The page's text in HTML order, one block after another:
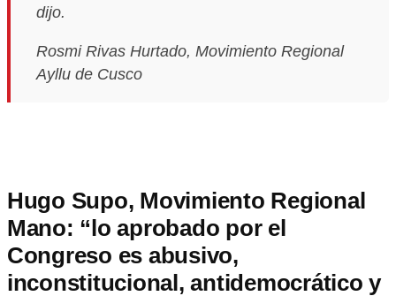
dijo.
Rosmi Rivas Hurtado, Movimiento Regional
Ayllu de Cusco
Hugo Supo, Movimiento Regional
Mano: “lo aprobado por el
Congreso es abusivo,
inconstitucional, antidemocrático y